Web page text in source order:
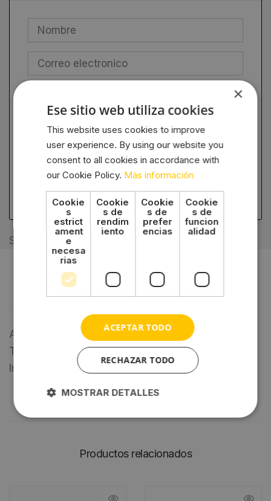
política de privacidad
SKU: 532490
Descripción
Aletas de doble rodillo para bloquear cajones.
Tipo de material: Metal
Incluir: 1 Recogedor de doble rodillo, 2 piezas
Productos relacionados
×
Ese sitio web utiliza cookies
This website uses cookies to improve
user experience. By using our website you
consent to all cookies in accordance with
our Cookie Policy. Más información
Cookie
s
estrict
ament
e
necesa
rias
Cookie
s de
rendim
iento
Cookie
s de
prefer
encias
Cookie
s de
funcion
alidad
ACEPTAR TODO
RECHAZAR TODO
MOSTRAR DETALLES